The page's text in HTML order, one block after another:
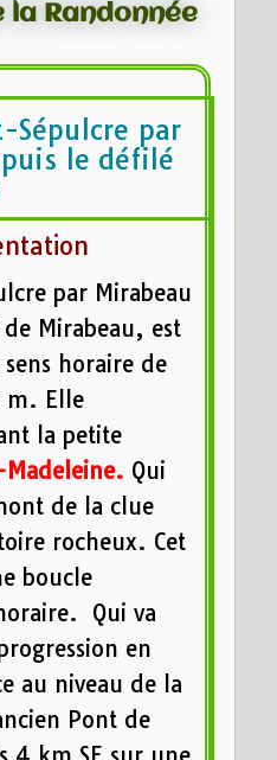
la Randonnée
Sépulcre par
le défilé
par Mirabeau
Mirabeau, est
horaire de
m. Elle
la petite
Madeleine. Qui
de la clue
rocheux. Cet
boucle
Qui va
en
au niveau de la
Pont de